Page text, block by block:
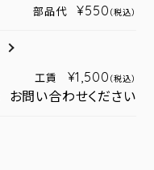
部品代 ¥550 （税込）
工賃 ¥1,500 （税込）
お問い合わせください